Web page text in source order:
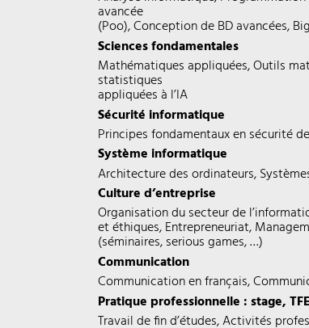
avancée
(Poo), Conception de BD avancées,
Sciences fondamentales
Mathématiques appliquées, Outils
statistiques
appliquées à l’IA
Sécurité informatique
Principes fondamentaux en sécurité
Système informatique
Architecture des ordinateurs,
Culture d’entreprise
Organisation du secteur de
et éthiques, Entrepreneuriat,
(séminaires, serious games, …)
Communication
Communication en français,
Pratique professionnelle : stage,
Travail de fin d’études, Activités